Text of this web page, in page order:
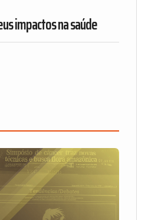
impactos na saúde